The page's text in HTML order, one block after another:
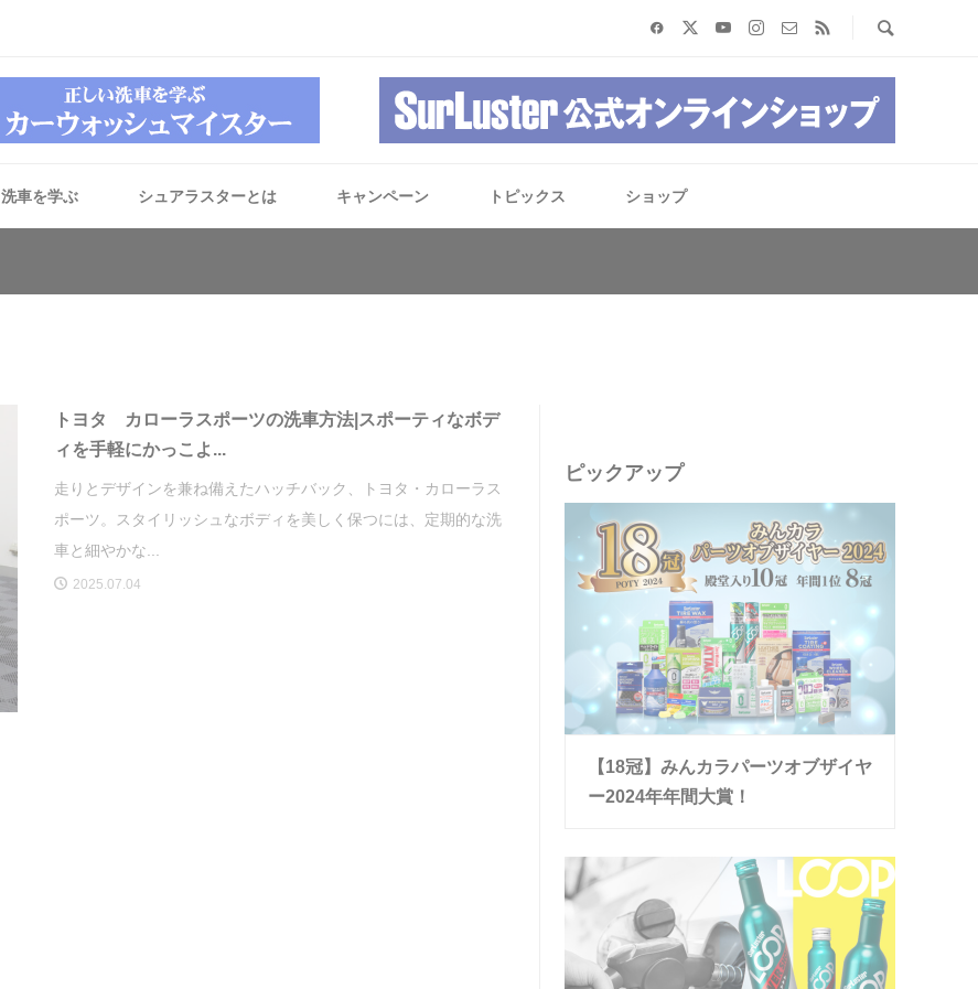
洗車を学ぶ シュアラスターとは キャンペーン トピックス ショップ
トヨタ カローラスポーツの洗車方法|スポーティなボデ
ィを手軽にかっこよ...
走りとデザインを兼ね備えたハッチバック、トヨタ・カローラス
ポーツ。スタイリッシュなボディを美しく保つには、定期的な洗
車と細やかな...
2025.07.04
ピックアップ
【18冠】みんカラパーツオブザイヤ
ー2024年年間大賞！